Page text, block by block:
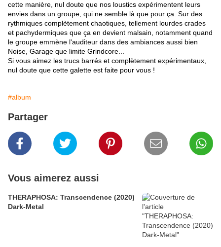
cette manière, nul doute que nos loustics expérimentent leurs
envies dans un groupe, qui ne semble là que pour ça. Sur des
rythmiques complètement chaotiques, tellement lourdes crades
et pachydermiques que ça en devient malsain, notamment quand
le groupe emmène l'auditeur dans des ambiances aussi bien
Noise, Garage que limite Grindcore...
Si vous aimez les trucs barrés et complètement expérimentaux,
nul doute que cette galette est faite pour vous !
#album
Partager
Vous aimerez aussi
THERAPHOSA: Transcendence (2020)
Dark-Metal